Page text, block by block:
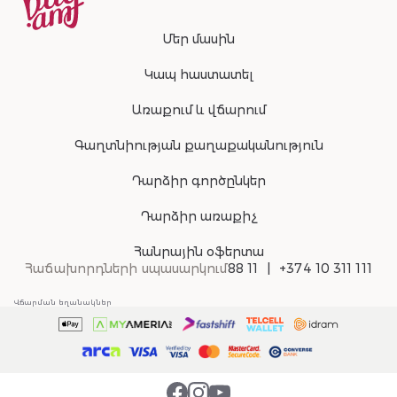
Մեր մասին
Կապ հաստատել
Առաքում և վճարում
Գաղտնիության քաղաքականություն
Դարձիր գործընկեր
Դարձիր առաքիչ
Հանրային օֆերտա
Հաճախորդների սպասարկում88 11 +374 10 311 111
Վճարման եղանակներ